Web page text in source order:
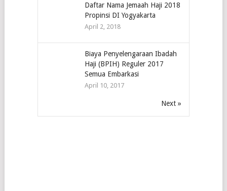
Daftar Nama Jemaah Haji 2018
Propinsi DI Yogyakarta
April 2, 2018
Biaya Penyelengaraan Ibadah
Haji (BPIH) Reguler 2017
Semua Embarkasi
April 10, 2017
Next »